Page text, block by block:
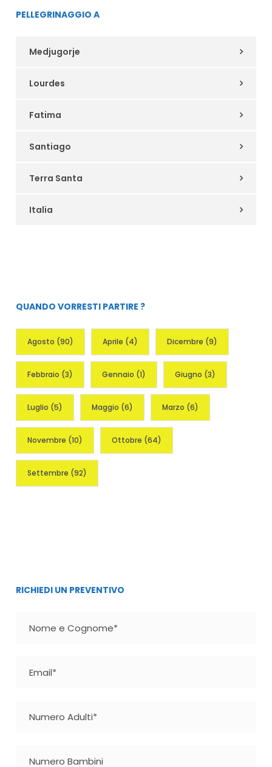
PELLEGRINAGGIO A
Medjugorje
Lourdes
Fatima
Santiago
Terra Santa
Italia
QUANDO VORRESTI PARTIRE ?
Agosto (90) Aprile (4) Dicembre (9)
Febbraio (3) Gennaio (1) Giugno (3)
Luglio (5) Maggio (6) Marzo (6)
Novembre (10) Ottobre (64)
Settembre (92)
RICHIEDI UN PREVENTIVO